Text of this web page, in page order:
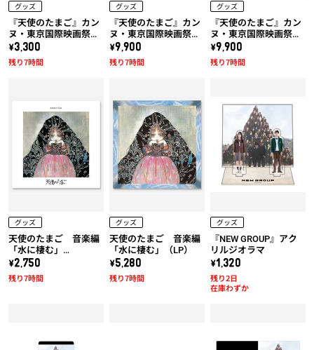
グッズ
『天使のたまご』カン
ヌ・東京国際映画祭上
映作品!! 天使のたまご
「水に棲む」トートバ
ッグ
\3,300
残り7時間
グッズ
『天使のたまご』カン
ヌ・東京国際映画祭上
映作品!! 天使のたまご
「水に棲む」x 久米繊
維コラボTシャツ (黒)
\9,900
残り7時間
グッズ
『天使のたまご』カン
ヌ・東京国際映画祭上
映作品!! 天使のたまご
「水に棲む」x 久米繊
維コラボTシャツ (白)
\9,900
残り7時間
グッズ
天使のたまご 音楽編
「水に棲む」
（UHQCD）
\2,750
残り7時間
グッズ
天使のたまご 音楽編
「水に棲む」（LP）
\5,280
残り7時間
グッズ
『NEW GROUP』アク
リルジオラマ
\1,320
在庫わずか
残り2日